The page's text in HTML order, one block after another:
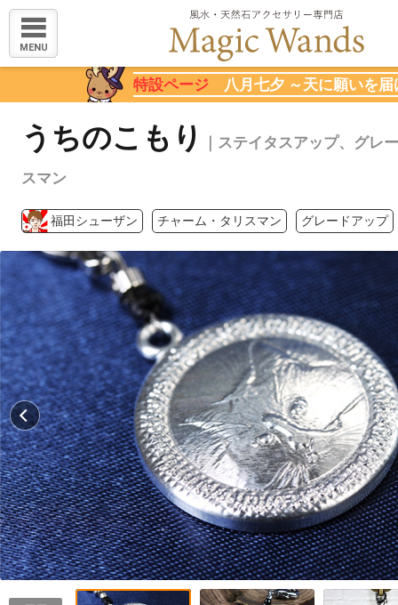
MENU
特設ページ 八月七夕 ～天に願いを届
うちのこもり ｜ステイタスアップ、グレ
スマン
福田シューザン チャーム・タリスマン グレードアップ